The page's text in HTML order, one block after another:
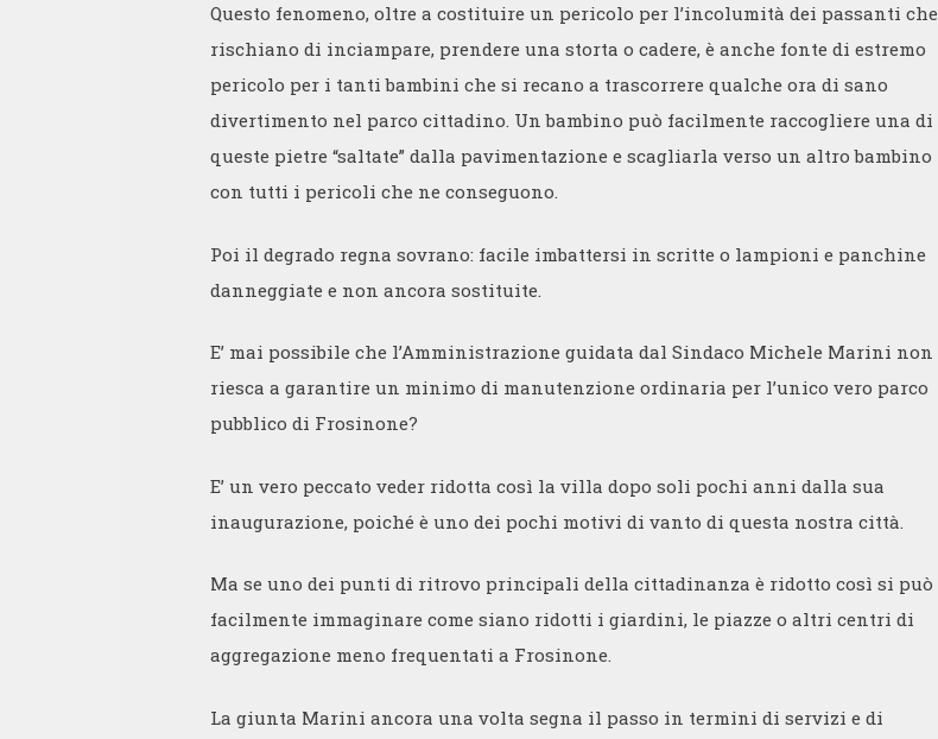
Questo fenomeno, oltre a costituire un pericolo per l’incolumità dei passanti che
rischiano di inciampare, prendere una storta o cadere, è anche fonte di estremo
pericolo per i tanti bambini che si recano a trascorrere qualche ora di sano
divertimento nel parco cittadino. Un bambino può facilmente raccogliere una di
queste pietre “saltate” dalla pavimentazione e scagliarla verso un altro bambino
con tutti i pericoli che ne conseguono.
Poi il degrado regna sovrano: facile imbattersi in scritte o lampioni e panchine
danneggiate e non ancora sostituite.
E’ mai possibile che l’Amministrazione guidata dal Sindaco Michele Marini non
riesca a garantire un minimo di manutenzione ordinaria per l’unico vero parco
pubblico di Frosinone?
E’ un vero peccato veder ridotta così la villa dopo soli pochi anni dalla sua
inaugurazione, poiché è uno dei pochi motivi di vanto di questa nostra città.
Ma se uno dei punti di ritrovo principali della cittadinanza è ridotto così si può
facilmente immaginare come siano ridotti i giardini, le piazze o altri centri di
aggregazione meno frequentati a Frosinone.
La giunta Marini ancora una volta segna il passo in termini di servizi e di